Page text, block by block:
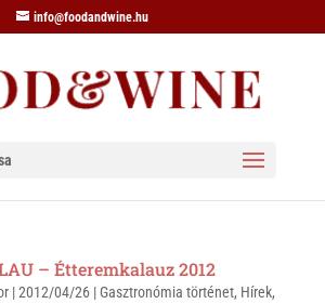
info@foodandwine.hu
– Étteremkalauz 2012
|2012/04/26|Gasztronómia történet, Hírek,